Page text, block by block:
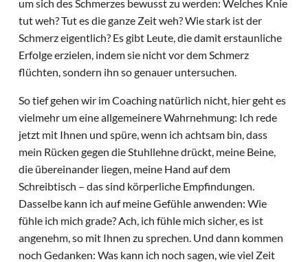
um sich des Schmerzes bewusst zu werden: Welches Knie
tut weh? Tut es die ganze Zeit weh? Wie stark ist der
Schmerz eigentlich? Es gibt Leute, die damit erstaunliche
Erfolge erzielen, indem sie nicht vor dem Schmerz
flüchten, sondern ihn so genauer untersuchen.
So tief gehen wir im Coaching natürlich nicht, hier geht es
vielmehr um eine allgemeinere Wahrnehmung: Ich rede
jetzt mit Ihnen und spüre, wenn ich achtsam bin, dass
mein Rücken gegen die Stuhllehne drückt, meine Beine,
die übereinander liegen, meine Hand auf dem
Schreibtisch – das sind körperliche Empfindungen.
Dasselbe kann ich auf meine Gefühle anwenden: Wie
fühle ich mich grade? Ach, ich fühle mich sicher, es ist
angenehm, so mit Ihnen zu sprechen. Und dann kommen
noch Gedanken: Was kann ich noch sagen, wie viel Zeit